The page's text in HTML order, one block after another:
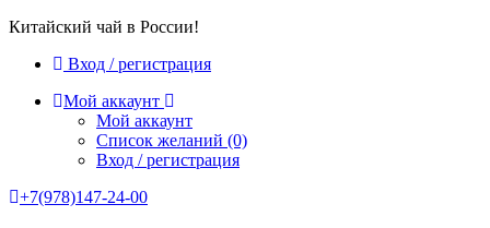
Китайский чай в России!
Вход / регистрация
Мой аккаунт
Мой аккаунт
Список желаний (0)
Вход / регистрация
+7(978)147-24-00